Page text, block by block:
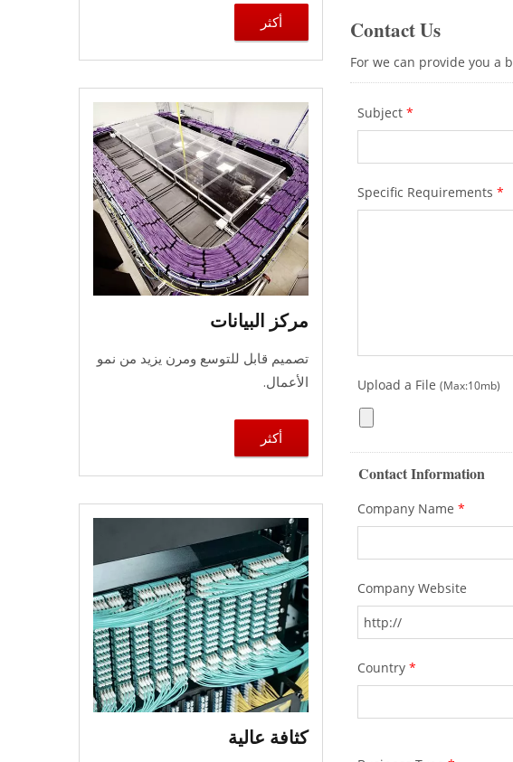
أكثر
مركز البيانات
تصميم قابل للتوسع ومرن يزيد من نمو
الأعمال.
أكثر
كثافة عالية